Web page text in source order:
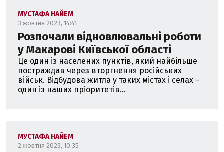
МУСТАФА НАЙЕМ
3 жовтня 2023, 14:41
Розпочали відновлювальні роботи
у Макарові Київської області
Це один із населених пунктів, який найбільше
постраждав через вторгнення російських
військ. Відбудова житла у таких містах і селах –
один із наших пріоритетів...
МУСТАФА НАЙЕМ
2 жовтня 2023, 10:35